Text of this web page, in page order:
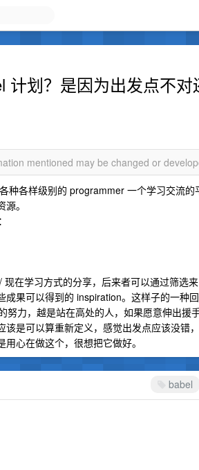
计划？是因为出发点不对
mentioned may be changed or
各样级别的 programmer 一个学习交流的
。
在学习方式的分享，后来者可以通过筛选
果可以得到的 inspiration。这样子的一种
努力，越是站在高处的人，如果愿意伸出援
是可以算重新定义，感觉出发点应该没错
心在做这个，很想把它做好。
babel